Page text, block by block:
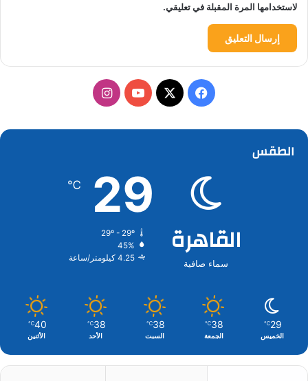
لاستخدامها المرة المقبلة في تعليقي.
فيسبوك
‫X
‫YouTubeانستقرام
الطقس
القاهرة
سماء صافية
29
℃
29º - 29º
45%
4.25 كيلومتر/ساعة
29
℃
الخميس
38
℃
الجمعة
38
℃
السبت
38
℃
الأحد
40
℃
الأثنين